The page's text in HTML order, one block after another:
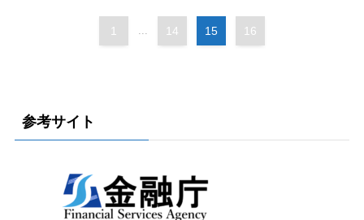
1 ... 14 15 16
参考サイト